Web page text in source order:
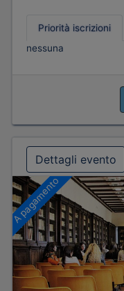
Priorità iscrizioni
nessuna
Dettagli evento
A pagamento